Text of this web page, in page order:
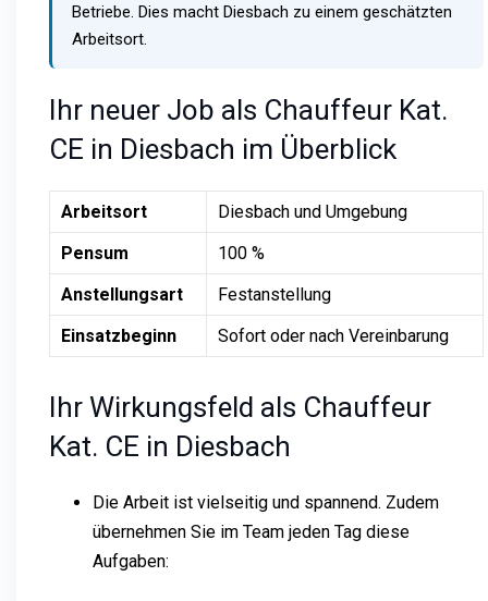
Betriebe. Dies macht Diesbach zu einem geschätzten
Arbeitsort.
Ihr neuer Job als Chauffeur Kat.
CE in Diesbach im Überblick
Arbeitsort
Diesbach und Umgebung
Pensum
100 %
Anstellungsart
Festanstellung
Einsatzbeginn
Sofort oder nach Vereinbarung
Ihr Wirkungsfeld als Chauffeur
Kat. CE in Diesbach
Die Arbeit ist vielseitig und spannend. Zudem
übernehmen Sie im Team jeden Tag diese
Aufgaben: